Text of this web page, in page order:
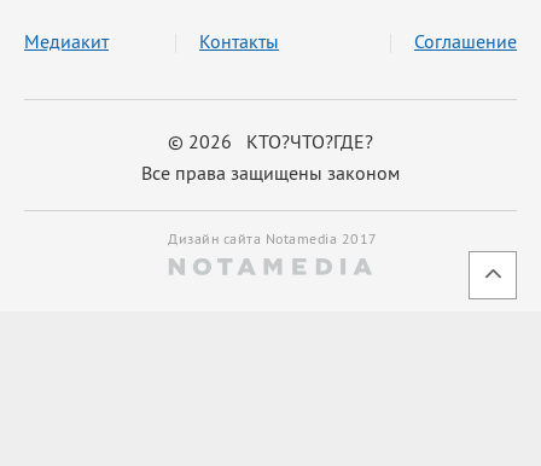
© 2026 КТО?ЧТО?ГДЕ?
Все права защищены законом
Медиакит Контакты Соглашение
Дизайн сайта Notamedia 2017